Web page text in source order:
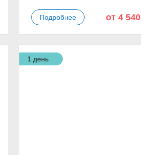
Подробнее от 4 540
1 день